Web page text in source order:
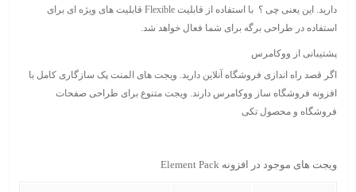
دارید. این یعنی چی ؟ با استفاده از قابلیت Flexible قابلیت های ویژه ای برای
استفاده در طراحی برگه برای شما فعال خواهد شد.
پشتیبانی از ووکامرس
اگر قصد راه اندازی فروشگاه آنلاین دارید. ویجت های المنت پک سازگاری کامل با
افزونه فروشگاه ساز ووکامرس دارند. ویجت متنوع برای طراحی صفحات
فروشگاه و محصول تکی
ویجت های موجود در افزونه Element Pack